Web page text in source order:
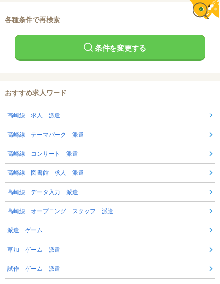
各種条件で再検索
条件を変更する
おすすめ求人ワード
高崎線 求人 派遣
高崎線 テーマパーク 派遣
高崎線 コンサート 派遣
高崎線 図書館 求人 派遣
高崎線 データ入力 派遣
高崎線 オープニング スタッフ 派遣
派遣 ゲーム
草加 ゲーム 派遣
試作 ゲーム 派遣